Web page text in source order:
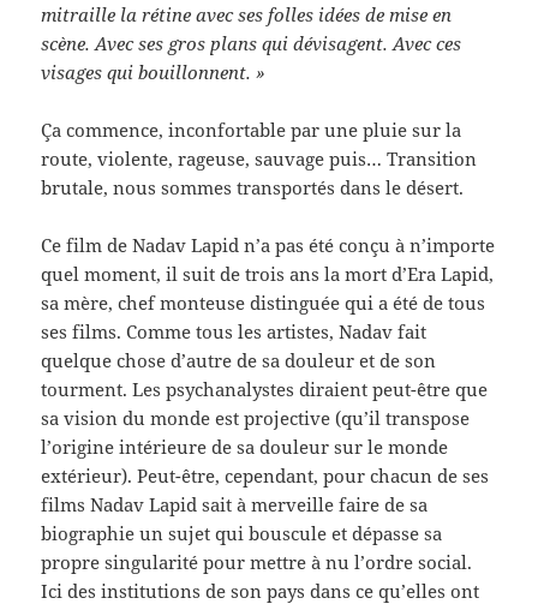
mitraille la rétine avec ses folles idées de mise en
scène. Avec ses gros plans qui dévisagent. Avec ces
visages qui bouillonnent. »
Ça commence, inconfortable par une pluie sur la
route, violente, rageuse, sauvage puis… Transition
brutale, nous sommes transportés dans le désert.
Ce film de Nadav Lapid n’a pas été conçu à n’importe
quel moment, il suit de trois ans la mort d’Era Lapid,
sa mère, chef monteuse distinguée qui a été de tous
ses films. Comme tous les artistes, Nadav fait
quelque chose d’autre de sa douleur et de son
tourment. Les psychanalystes diraient peut-être que
sa vision du monde est projective (qu’il transpose
l’origine intérieure de sa douleur sur le monde
extérieur). Peut-être, cependant, pour chacun de ses
films Nadav Lapid sait à merveille faire de sa
biographie un sujet qui bouscule et dépasse sa
propre singularité pour mettre à nu l’ordre social.
Ici des institutions de son pays dans ce qu’elles ont